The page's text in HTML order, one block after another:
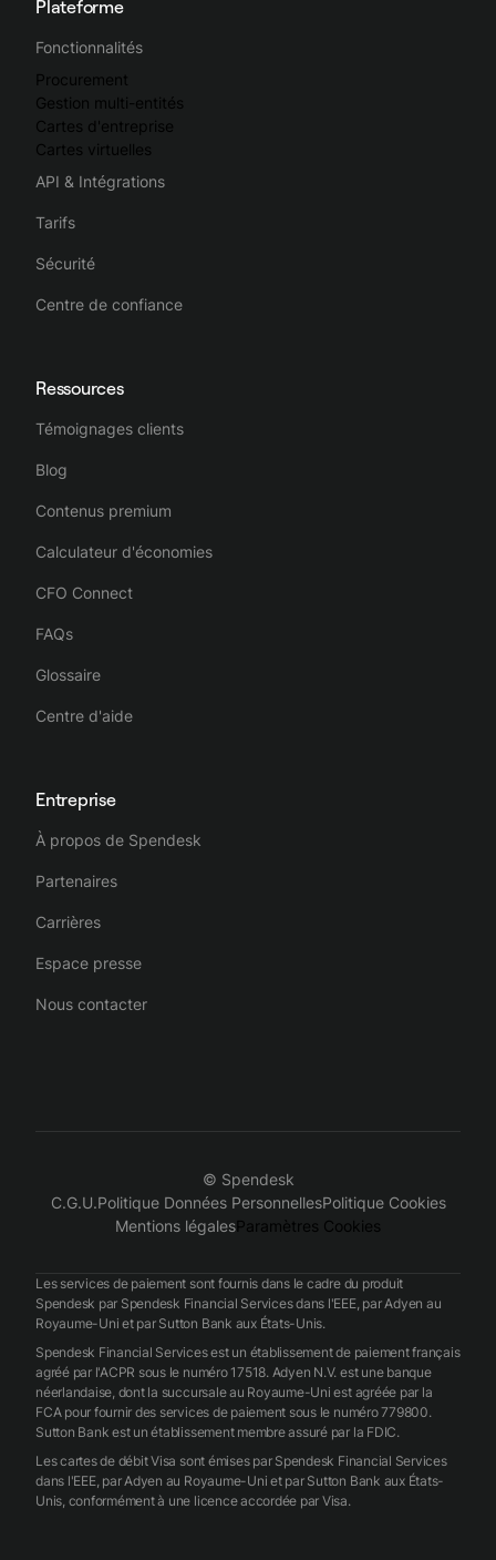
Plateforme
Fonctionnalités
Procurement
Gestion multi-entités
Cartes d'entreprise
Cartes virtuelles
API & Intégrations
Tarifs
Sécurité
Centre de confiance
Ressources
Témoignages clients
Blog
Contenus premium
Calculateur d'économies
CFO Connect
FAQs
Glossaire
Centre d'aide
Entreprise
À propos de Spendesk
Partenaires
Carrières
Espace presse
Nous contacter
© Spendesk
C.G.U.Politique Données PersonnellesPolitique Cookies
Mentions légalesParamètres Cookies
Les services de paiement sont fournis dans le cadre du produit
Spendesk par Spendesk Financial Services dans l'EEE, par Adyen au
Royaume-Uni et par Sutton Bank aux États-Unis.
Spendesk Financial Services est un établissement de paiement français
agréé par l'ACPR sous le numéro 17518. Adyen N.V. est une banque
néerlandaise, dont la succursale au Royaume-Uni est agréée par la
FCA pour fournir des services de paiement sous le numéro 779800.
Sutton Bank est un établissement membre assuré par la FDIC.
Les cartes de débit Visa sont émises par Spendesk Financial Services
dans l'EEE, par Adyen au Royaume-Uni et par Sutton Bank aux États-
Unis, conformément à une licence accordée par Visa.